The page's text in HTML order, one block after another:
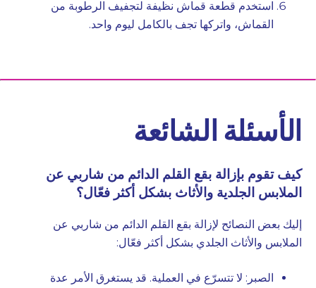
استخدم قطعة قماش نظيفة لتجفيف الرطوبة من
القماش، واتركها تجف بالكامل ليوم واحد.
الأسئلة الشائعة
كيف تقوم بإزالة بقع القلم الدائم من شاربي عن
الملابس الجلدية والأثاث بشكل أكثر فعّال؟
إليك بعض النصائح لإزالة بقع القلم الدائم من شاربي عن
الملابس والأثاث الجلدي بشكل أكثر فعّال:
الصبر: لا تتسرّع في العملية. قد يستغرق الأمر عدة